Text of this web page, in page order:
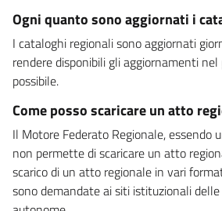
Ogni quanto sono aggiornati i
I cataloghi regionali sono aggiornati
rendere disponibili gli aggiornamenti
possibile.
Come posso scaricare un atto
Il Motore Federato Regionale, essendo
non permette di scaricare un atto
scarico di un atto regionale in vari
sono demandate ai siti istituzionali